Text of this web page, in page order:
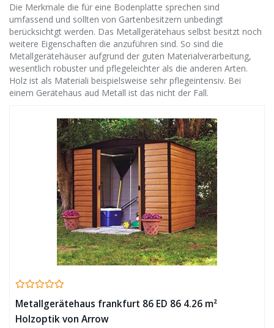
Die Merkmale die für eine Bodenplatte sprechen sind
umfassend und sollten von Gartenbesitzern unbedingt
berücksichtgt werden. Das Metallgerätehaus selbst besitzt noch
weitere Eigenschaften die anzuführen sind. So sind die
Metallgerätehäuser aufgrund der guten Materialverarbeitung,
wesentlich robuster und pflegeleichter als die anderen Arten.
Holz ist als Materiali beispielsweise sehr pflegeintensiv. Bei
einem Gerätehaus aud Metall ist das nicht der Fall.
Metallgerätehaus frankfurt 86 ED 86 4.26 m²
Holzoptik von Arrow